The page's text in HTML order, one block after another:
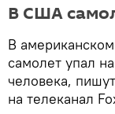
В США
В
самолет упал
человека, пишут
на телеканал